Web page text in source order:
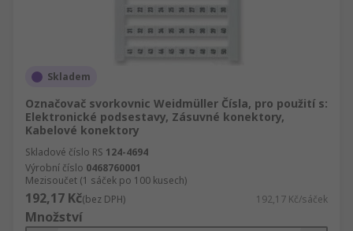
Skladem
Označovač svorkovnic Weidmüller Čísla, pro použití s:
Elektronické podsestavy, Zásuvné konektory,
Kabelové konektory
Skladové číslo RS 124-4694
Výrobní číslo 0468760001
Mezisoučet (1 sáček po 100 kusech)
192,17 Kč(bez DPH) 192,17 Kč/sáček
Množství